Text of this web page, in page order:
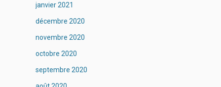
janvier 2021
décembre 2020
novembre 2020
octobre 2020
septembre 2020